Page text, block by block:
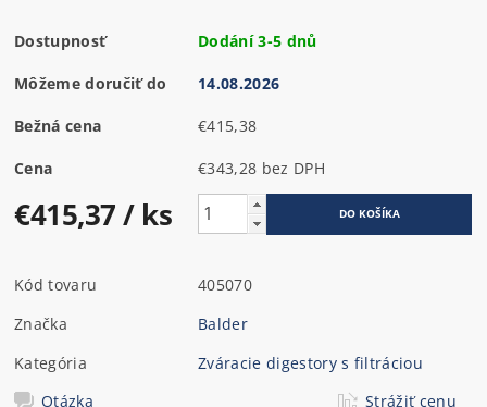
Dostupnosť Dodání 3-5 dnů
Môžeme doručiť do 14.08.2026
Bežná cena €415,38
Cena €343,28 bez DPH
€415,37/ ks
Kód tovaru
405070
Značka
Balder
Kategória
Zváracie digestory s filtráciou
Otázka
Strážiť cenu